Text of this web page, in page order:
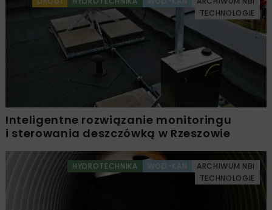
TECHNOLOGIE
Inteligentne rozwiązanie monitoringu
i sterowania deszczówką w Rzeszowie
HYDROTECHNIKA WOD-KAN
ARCHIWUM NBI
TECHNOLOGIE